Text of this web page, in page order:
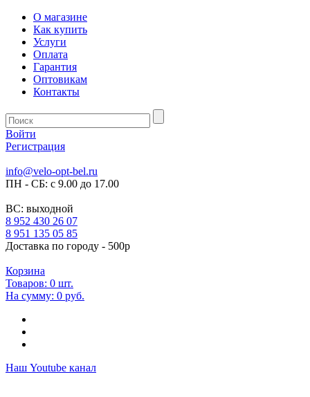
О магазине
Как купить
Услуги
Оплата
Гарантия
Оптовикам
Контакты
Войти
Регистрация
info@velo-opt-bel.ru
ПН - СБ: с 9.00 до 17.00
ВС: выходной
8 952 430 26 07
8 951 135 05 85
Доставка по городу - 500р
Корзина
Товаров: 0 шт.
На сумму: 0 руб.
Наш Youtube канал